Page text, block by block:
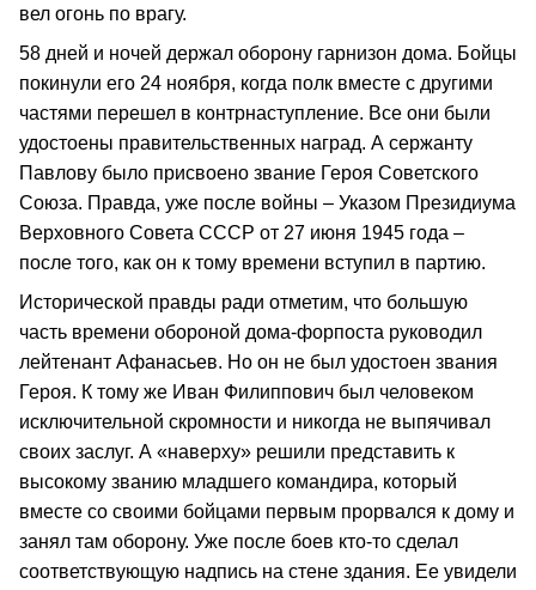
вел огонь по врагу.
58 дней и ночей держал оборону гарнизон дома. Бойцы
покинули его 24 ноября, когда полк вместе с другими
частями перешел в контрнаступление. Все они были
удостоены правительственных наград. А сержанту
Павлову было присвоено звание Героя Советского
Союза. Правда, уже после войны – Указом Президиума
Верховного Совета СССР от 27 июня 1945 года –
после того, как он к тому времени вступил в партию.
Исторической правды ради отметим, что большую
часть времени обороной дома-форпоста руководил
лейтенант Афанасьев. Но он не был удостоен звания
Героя. К тому же Иван Филиппович был человеком
исключительной скромности и никогда не выпячивал
своих заслуг. А «наверху» решили представить к
высокому званию младшего командира, который
вместе со своими бойцами первым прорвался к дому и
занял там оборону. Уже после боев кто-то сделал
соответствующую надпись на стене здания. Ее увидели